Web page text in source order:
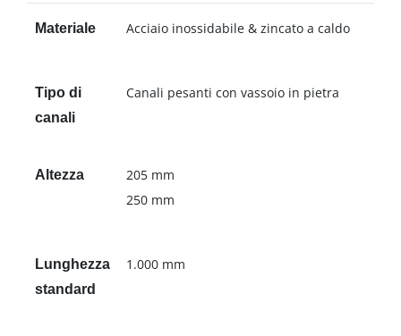
Materiale Acciaio inossidabile & zincato a caldo
Tipo di
canali
Canali pesanti con vassoio in pietra
Altezza
205 mm
250 mm
Lunghezza
standard
1.000 mm